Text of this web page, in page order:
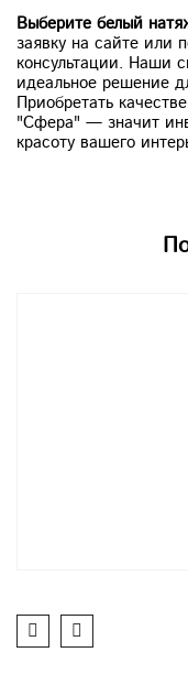
Выберите белый
заявку на сайте или
консультации. Наши
идеальное решение
Приобретать
"Сфера" — значит
красоту вашего